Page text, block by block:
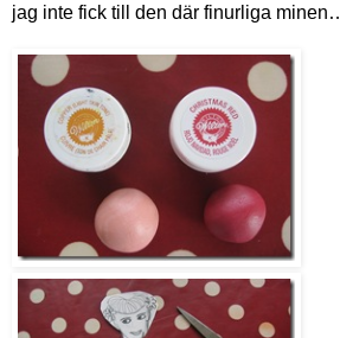
jag inte fick till den där finurliga